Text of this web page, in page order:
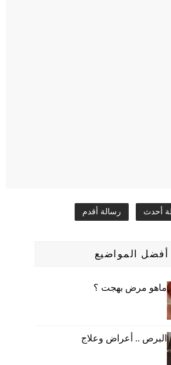
أحدث رسالة أقدم
أفضل المواضيع
ماهو مرض بهجت ؟
البرص .. أعراض وعلاج